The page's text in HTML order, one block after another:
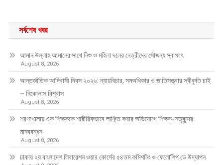
সর্বশেষ খবর
আমান উল্লাহ আমানের সাথে নিশু ও মহিলা দলের নেত্রীদের সৌজন্য স্বাক্ষাৎ
August 8, 2026
আন্তর্জাতিক আদিবাসী দিবস ২০২৬: ন্যায়বিচার, সমঅধিকার ও জাতিসত্ত্বার স্বীকৃতি চাই
– নিকোলাস বিশ্বাস
August 8, 2026
শরণখোলায় এক শিক্ষককে শারীরিকভাবে লাঞ্ছিত করার অভিযোগে শিক্ষক নেতৃবৃন্দের
মানববন্ধন
August 8, 2026
ঢাকায় ২য় বাংলাদেশ লিবারেশন ওয়ার কোর্সের ৫৪তম কমিশনিং ও ফেলোশিপ ডে উদ্‌যাপন